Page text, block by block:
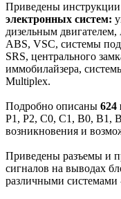
Приведены инструкции
электронных систем:
дизельным
ABS, VSC, системы
SRS, центрального
иммобилайзера,
Multiplex.
Подробно описаны 624
P1, Р2, C0, С1, В0, В1,
возникновения и
Приведены разъемы и
сигналов на выводах
различными системами